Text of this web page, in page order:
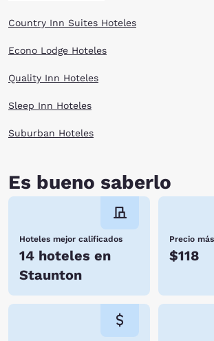
Country Inn Suites Hoteles
Econo Lodge Hoteles
Quality Inn Hoteles
Sleep Inn Hoteles
Suburban Hoteles
Es bueno saberlo
Hoteles mejor calificados
14 hoteles en
Staunton
Precio
$118